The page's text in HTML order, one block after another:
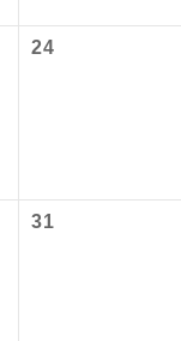
24
31
新千歳空港往
世
露